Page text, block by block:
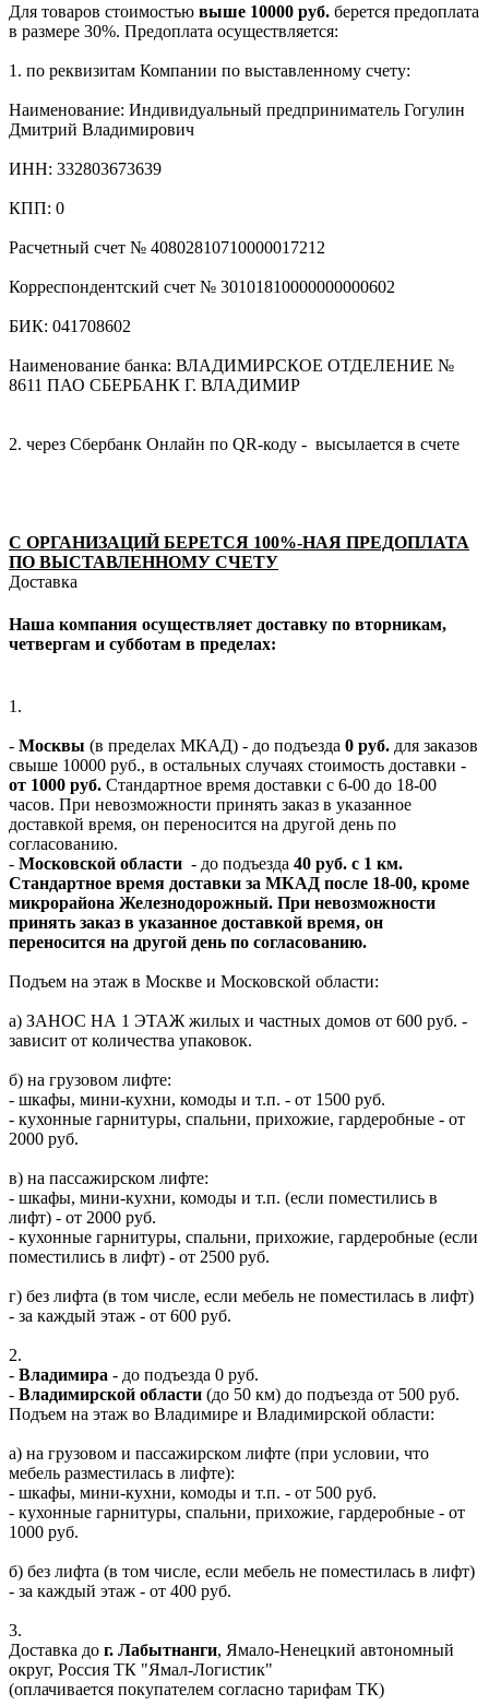
Для товаров стоимостью выше 10000 руб. берется предоплата
в размере 30%. Предоплата осуществляется:
1. по реквизитам Компании по выставленному счету:
Наименование: Индивидуальный предприниматель Гогулин
Дмитрий Владимирович
ИНН: 332803673639
КПП: 0
Расчетный счет № 40802810710000017212
Корреспондентский счет № 30101810000000000602
БИК: 041708602
Наименование банка: ВЛАДИМИРСКОЕ ОТДЕЛЕНИЕ №
8611 ПАО СБЕРБАНК Г. ВЛАДИМИР
2. через Сбербанк Онлайн по QR-коду - высылается в счете
С ОРГАНИЗАЦИЙ БЕРЕТСЯ 100%-НАЯ ПРЕДОПЛАТА
ПО ВЫСТАВЛЕННОМУ СЧЕТУ
Доставка
Наша компания осуществляет доставку по вторникам,
четвергам и субботам в пределах:
1.
- Москвы (в пределах МКАД) - до подъезда 0 руб. для заказов
свыше 10000 руб., в остальных случаях стоимость доставки -
от 1000 руб. Стандартное время доставки с 6-00 до 18-00
часов. При невозможности принять заказ в указанное
доставкой время, он переносится на другой день по
согласованию.
- Московской области - до подъезда 40 руб. с 1 км.
Стандартное время доставки за МКАД после 18-00, кроме
микрорайона Железнодорожный. При невозможности
принять заказ в указанное доставкой время, он
переносится на другой день по согласованию.
Подъем на этаж в Москве и Московской области:
а) ЗАНОС НА 1 ЭТАЖ жилых и частных домов от 600 руб. -
зависит от количества упаковок.
б) на грузовом лифте:
- шкафы, мини-кухни, комоды и т.п. - от 1500 руб.
- кухонные гарнитуры, спальни, прихожие, гардеробные - от
2000 руб.
в) на пассажирском лифте:
- шкафы, мини-кухни, комоды и т.п. (если поместились в
лифт) - от 2000 руб.
- кухонные гарнитуры, спальни, прихожие, гардеробные (если
поместились в лифт) - от 2500 руб.
г) без лифта (в том числе, если мебель не поместилась в лифт)
- за каждый этаж - от 600 руб.
2.
- Владимира - до подъезда 0 руб.
- Владимирской области (до 50 км) до подъезда от 500 руб.
Подъем на этаж во Владимире и Владимирской области:
а) на грузовом и пассажирском лифте (при условии, что
мебель разместилась в лифте):
- шкафы, мини-кухни, комоды и т.п. - от 500 руб.
- кухонные гарнитуры, спальни, прихожие, гардеробные - от
1000 руб.
б) без лифта (в том числе, если мебель не поместилась в лифт)
- за каждый этаж - от 400 руб.
3.
Доставка до г. Лабытнанги, Ямало-Ненецкий автономный
округ, Россия ТК "Ямал-Логистик"
(оплачивается покупателем согласно тарифам ТК)